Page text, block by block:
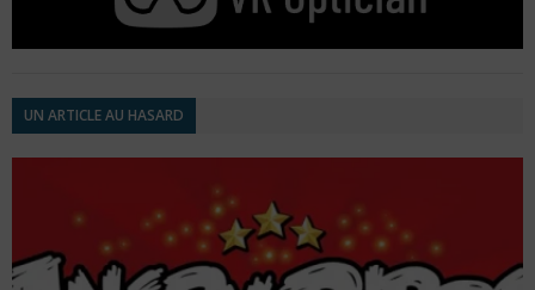
UN ARTICLE AU HASARD